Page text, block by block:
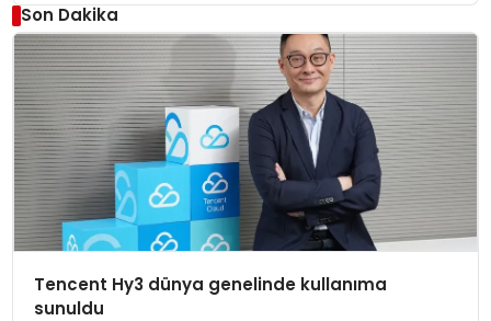
Son Dakika
Tencent Hy3 dünya genelinde kullanıma
sunuldu